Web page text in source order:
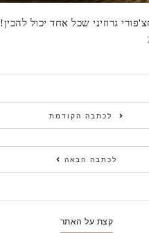
גרוזיני שכל אחד יכול להכין!
לכתבה הקודמת
לכתבה הבאה
קצת על האתר